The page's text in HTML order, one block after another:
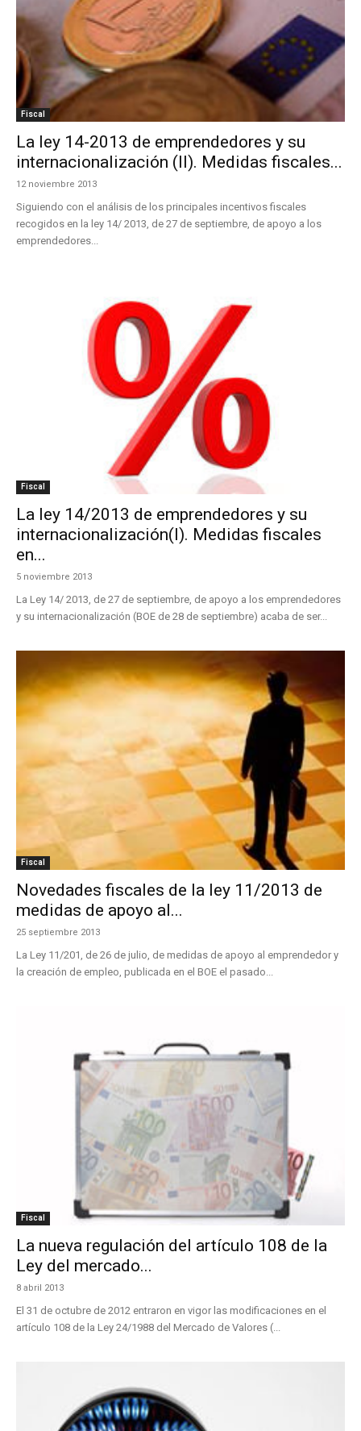
Fiscal
La ley 14-2013 de emprendedores y su
internacionalización (II). Medidas fiscales...
12 noviembre 2013
Siguiendo con el análisis de los principales incentivos fiscales
recogidos en la ley 14/ 2013, de 27 de septiembre, de apoyo a los
emprendedores...
Fiscal
La ley 14/2013 de emprendedores y su
internacionalización(I). Medidas fiscales
en...
5 noviembre 2013
La Ley 14/ 2013, de 27 de septiembre, de apoyo a los emprendedores
y su internacionalización (BOE de 28 de septiembre) acaba de ser...
Fiscal
Novedades fiscales de la ley 11/2013 de
medidas de apoyo al...
25 septiembre 2013
La Ley 11/201, de 26 de julio, de medidas de apoyo al emprendedor y
la creación de empleo, publicada en el BOE el pasado...
Fiscal
La nueva regulación del artículo 108 de la
Ley del mercado...
8 abril 2013
El 31 de octubre de 2012 entraron en vigor las modificaciones en el
artículo 108 de la Ley 24/1988 del Mercado de Valores (...